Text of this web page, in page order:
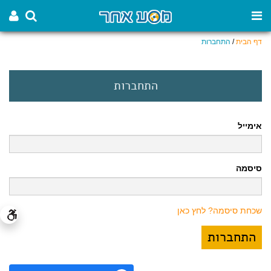
דף הבית/ התחברות
התחברות
אימייל
סיסמה
שכחת סיסמה? לחץ כאן